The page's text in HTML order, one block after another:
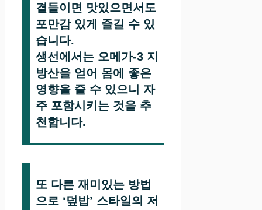
곁들이면 맛있으면서도
포만감 있게 즐길 수 있
습니다.
생선에서는 오메가-3 지
방산을 얻어 몸에 좋은
영향을 줄 수 있으니 자
주 포함시키는 것을 추
천합니다.
또 다른 재미있는 방법
으로 ‘덮밥’ 스타일의 저